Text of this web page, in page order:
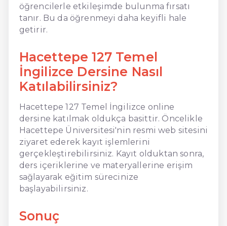
öğrencilerle etkileşimde bulunma fırsatı
tanır. Bu da öğrenmeyi daha keyifli hale
getirir.
Hacettepe 127 Temel
İngilizce Dersine Nasıl
Katılabilirsiniz?
Hacettepe 127 Temel İngilizce online
dersine katılmak oldukça basittir. Öncelikle
Hacettepe Üniversitesi'nin resmi web sitesini
ziyaret ederek kayıt işlemlerini
gerçekleştirebilirsiniz. Kayıt olduktan sonra,
ders içeriklerine ve materyallerine erişim
sağlayarak eğitim sürecinize
başlayabilirsiniz.
Sonuç